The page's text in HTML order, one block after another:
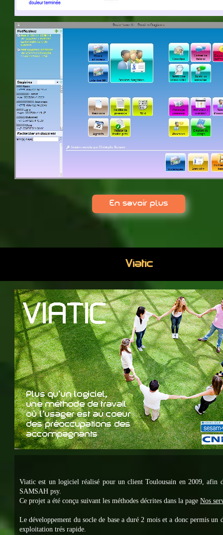
En savoir plus
Viatic
Viatic est un logiciel réalisé pour un client Toulousain en 2009, afin
SAMSAH psy.
Ce projet a été conçu suivant les méthodes décrites dans la page Nos
Le développement du socle de base a duré 2 mois et a donc permis un
exploitation trés rapide.